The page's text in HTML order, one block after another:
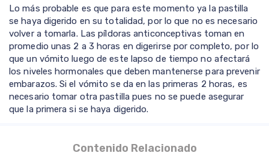
Lo más probable es que para este momento ya la pastilla
se haya digerido en su totalidad, por lo que no es necesario
volver a tomarla. Las píldoras anticonceptivas toman en
promedio unas 2 a 3 horas en digerirse por completo, por lo
que un vómito luego de este lapso de tiempo no afectará
los niveles hormonales que deben mantenerse para prevenir
embarazos. Si el vómito se da en las primeras 2 horas, es
necesario tomar otra pastilla pues no se puede asegurar
que la primera si se haya digerido.
Contenido Relacionado